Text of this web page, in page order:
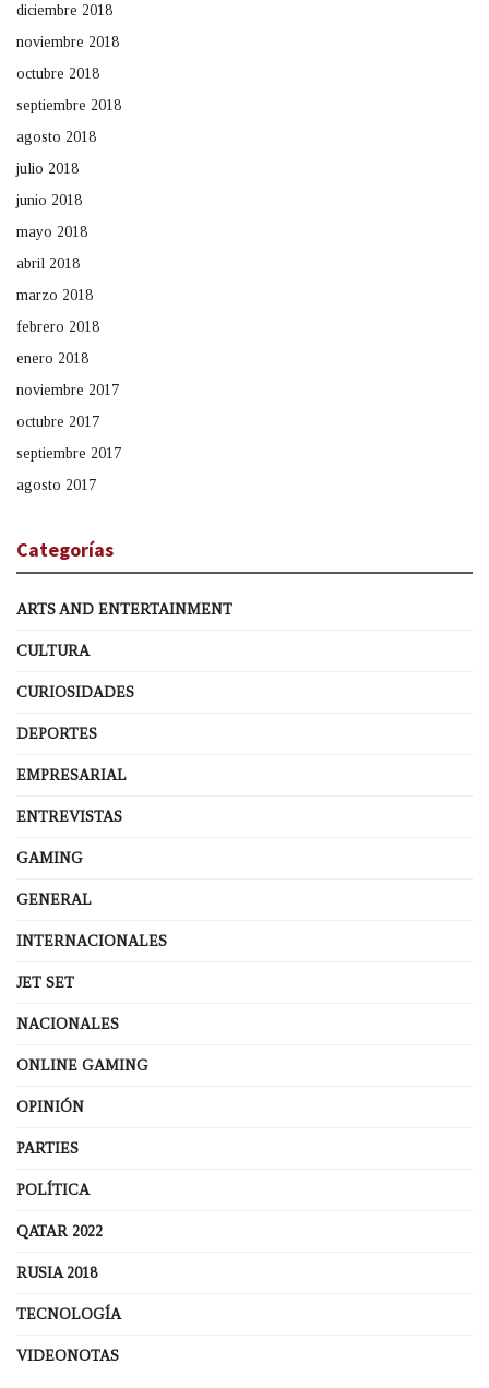
diciembre 2018
noviembre 2018
octubre 2018
septiembre 2018
agosto 2018
julio 2018
junio 2018
mayo 2018
abril 2018
marzo 2018
febrero 2018
enero 2018
noviembre 2017
octubre 2017
septiembre 2017
agosto 2017
Categorías
ARTS AND ENTERTAINMENT
CULTURA
CURIOSIDADES
DEPORTES
EMPRESARIAL
ENTREVISTAS
GAMING
GENERAL
INTERNACIONALES
JET SET
NACIONALES
ONLINE GAMING
OPINIÓN
PARTIES
POLÍTICA
QATAR 2022
RUSIA 2018
TECNOLOGÍA
VIDEONOTAS